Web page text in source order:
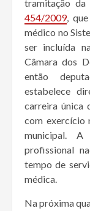
tramitação da
454/2009,
médico no
ser incluída
Câmara dos
então
estabelece
carreira única
com exercício
municipal. A
profissional
tempo de
médica.
Na próxima